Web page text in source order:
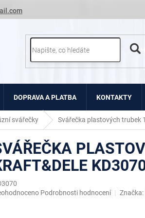
DOPRAVA A PLATBA KONTAKTY
svářečky Svářečka plastových trubek
Podrobnosti hodnocení Značka: